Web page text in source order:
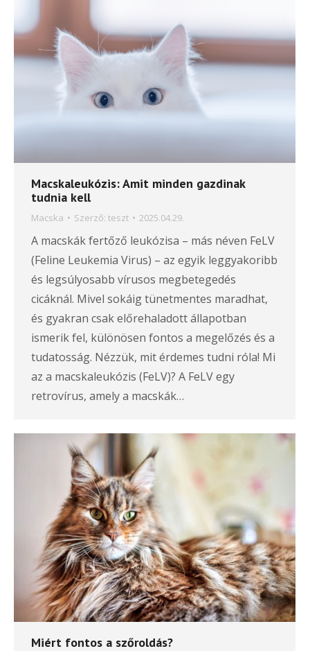
Macskaleukózis: Amit minden gazdinak
tudnia kell
Macska Szerző: teszt 2025.04.29.
A macskák fertőző leukózisa – más néven FeLV
(Feline Leukemia Virus) – az egyik leggyakoribb
és legsúlyosabb vírusos megbetegedés
cicáknál. Mivel sokáig tünetmentes maradhat,
és gyakran csak előrehaladott állapotban
ismerik fel, különösen fontos a megelőzés és a
tudatosság. Nézzük, mit érdemes tudni róla! Mi
az a macskaleukózis (FeLV)? A FeLV egy
retrovírus, amely a macskák…
Miért fontos a szőroldás?